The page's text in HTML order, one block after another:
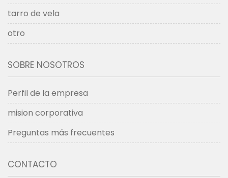
tarro de vela
otro
SOBRE NOSOTROS
Perfil de la empresa
mision corporativa
Preguntas más frecuentes
CONTACTO